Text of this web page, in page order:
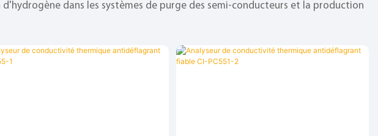
dans les systèmes de purge des semi-conducteurs et la production